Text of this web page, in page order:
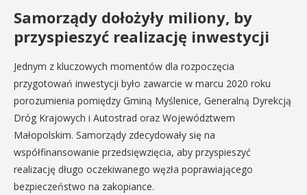
Samorządy dołożyły miliony, by
przyspieszyć realizację inwestycji
Jednym z kluczowych momentów dla rozpoczęcia
przygotowań inwestycji było zawarcie w marcu 2020 roku
porozumienia pomiędzy Gminą Myślenice, Generalną Dyrekcją
Dróg Krajowych i Autostrad oraz Województwem
Małopolskim. Samorządy zdecydowały się na
współfinansowanie przedsięwzięcia, aby przyspieszyć
realizację długo oczekiwanego węzła poprawiającego
bezpieczeństwo na zakopiance.